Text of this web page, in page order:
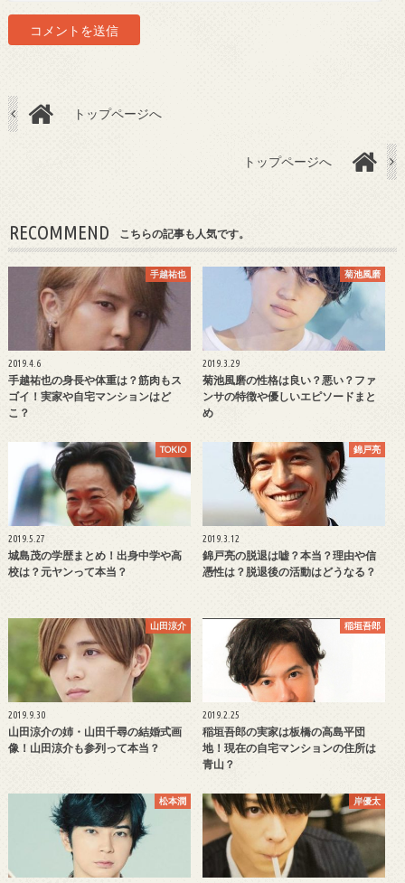
トップページへ
トップページへ
RECOMMEND こちらの記事も人気です。
手越祐也
2019.4.6
手越祐也の身長や体重は？筋肉もス
ゴイ！実家や自宅マンションはど
こ？
菊池風磨
2019.3.29
菊池風磨の性格は良い？悪い？ファ
ンサの特徴や優しいエピソードまと
め
TOKIO
2019.5.27
城島茂の学歴まとめ！出身中学や高
校は？元ヤンって本当？
錦戸亮
2019.3.12
錦戸亮の脱退は嘘？本当？理由や信
憑性は？脱退後の活動はどうなる？
山田涼介
2019.9.30
山田涼介の姉・山田千尋の結婚式画
像！山田涼介も参列って本当？
稲垣吾郎
2019.2.25
稲垣吾郎の実家は板橋の高島平団
地！現在の自宅マンションの住所は
青山？
松本潤 岸優太